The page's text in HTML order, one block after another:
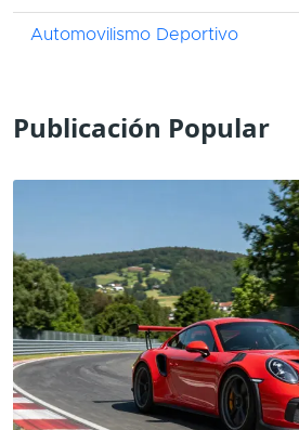
Automovilismo Deportivo
Publicación Popular